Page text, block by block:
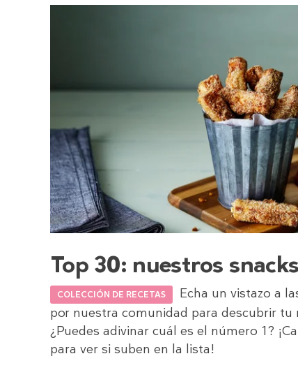
Top 30: nuestros
COLECCIÓN DE RECETAS
Echa un vistazo a
por nuestra comunidad para descubrir tu
¿Puedes adivinar cuál es el número 1?
para ver si suben en la lista!